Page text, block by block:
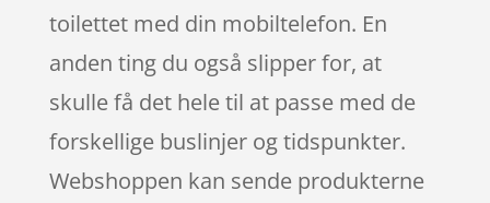
toilettet med din mobiltelefon. En
anden ting du også slipper for, at
skulle få det hele til at passe med de
forskellige buslinjer og tidspunkter.
Webshoppen kan sende produkterne